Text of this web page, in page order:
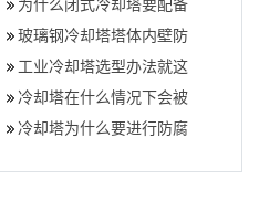
为什么闭式冷却塔要配备
水箱(闭式冷却塔要水箱吗)
玻璃钢冷却塔塔体内壁防
腐层脱落的原因有哪些(冷
却塔内壁防
工业冷却塔选型办法就这
些(冷却塔喷淋水的选择)
冷却塔在什么情况下会被
腐蚀(冷却塔出现腐蚀的原
冷却塔为什么要进行防腐